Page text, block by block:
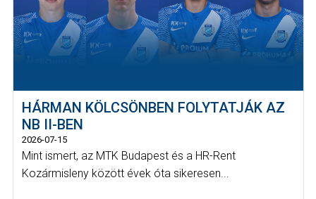
HÁRMAN KÖLCSÖNBEN FOLYTATJÁK AZ
NB II-BEN
2026-07-15
Mint ismert, az MTK Budapest és a HR-Rent
Kozármisleny között évek óta sikeresen...